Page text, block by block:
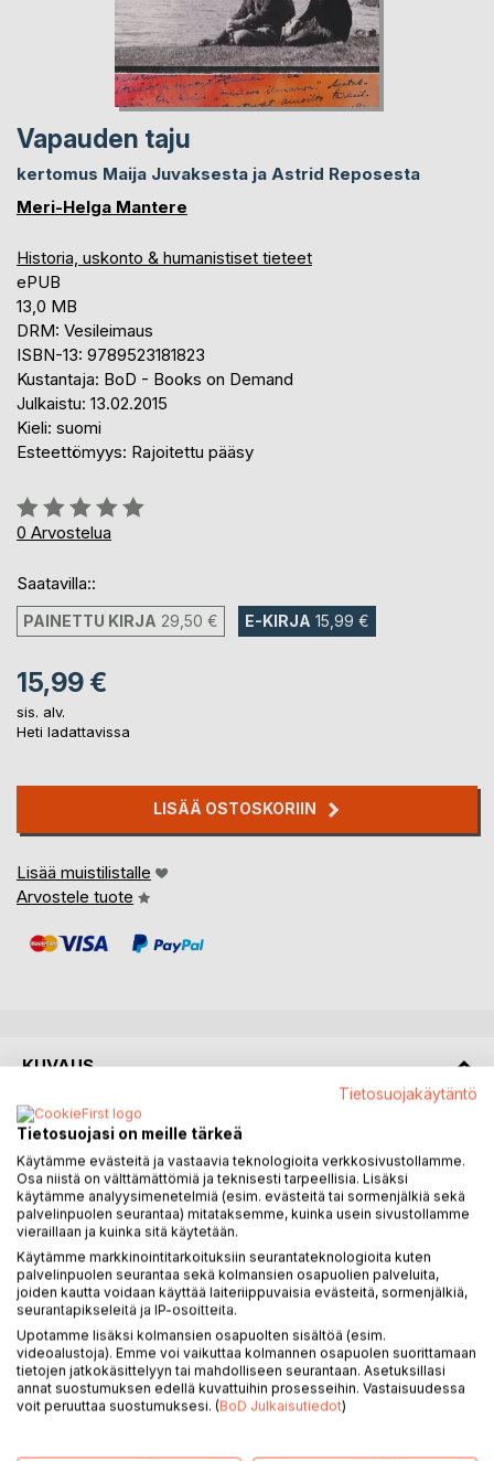
Vapauden taju
kertomus Maija Juvaksesta ja Astrid Reposesta
Meri-Helga Mantere
Historia, uskonto & humanistiset tieteet
ePUB
13,0 MB
DRM: Vesileimaus
ISBN-13: 9789523181823
Kustantaja: BoD - Books on Demand
Julkaistu: 13.02.2015
Kieli: suomi
Esteettömyys: Rajoitettu pääsy
Arvostelu::
0%
0 Arvostelua
Saatavilla::
PAINETTU KIRJA 29,50 € E-KIRJA 15,99 €
15,99 €
sis. alv.
Heti ladattavissa
LISÄÄ OSTOSKORIIN
Lisää muistilistalle
Arvostele tuote
KUVAUS
Kirja kertoo tositarinan kahdesta 1905 syntyneestä
toimeliaasta älymystönaisesta, Maija Juvaksesta ja Astrid
Reposesta. He olivat nuoria äidinkielen maistereita 1930-
luvulla ja kälyt keskenään.
Murteiden ja kansanperinteen tallettajina ja tutkijoina heidän
keräysmatkansa veivät heidät Suomen kaukaisille kylille ja
Ruotsin metsäsuomalaisten pariin. He tapasivat monia
katoamassa olevan perinnetiedon viimeisiä tietäjiä, taitajia
ja kielimestareita.
Itävaltalaisen Rudolf Steinerin kehittämä antroposofia,
ajatus elämästä kehitystienä kiinnosti Maijaa ja Astridia.
Henkisen elämän sekä vapaan tahdon ja vastuun
korostaminen kuuluivat antroposofiaan Steiner kuvasi
ajattelua tuli kunnioittaa. Se sopi Astridille ja Maijalle.
Tietosuojakäytäntö
Tietosuojasi on meille tärkeä
Käytämme evästeitä ja vastaavia teknologioita verkkosivustollamme.
Osa niistä on välttämättömiä ja teknisesti tarpeellisia. Lisäksi
käytämme analyysimenetelmiä (esim. evästeitä tai sormenjälkiä sekä
palvelinpuolen seurantaa) mitataksemme, kuinka usein sivustollamme
vieraillaan ja kuinka sitä käytetään.
Käytämme markkinointitarkoituksiin seurantateknologioita kuten
palvelinpuolen seurantaa sekä kolmansien osapuolien palveluita,
joiden kautta voidaan käyttää laiteriippuvaisia evästeitä, sormenjälkiä,
seurantapikseleitä ja IP-osoitteita.
Upotamme lisäksi kolmansien osapuolten sisältöä (esim.
videoalustoja). Emme voi vaikuttaa kolmannen osapuolen suorittamaan
tietojen jatkokäsittelyyn tai mahdolliseen seurantaan. Asetuksillasi
annat suostumuksen edellä kuvattuihin prosesseihin. Vastaisuudessa
voit peruuttaa suostumuksesi. (BoD Julkaisutiedot)